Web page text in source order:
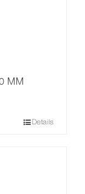
MM
Details